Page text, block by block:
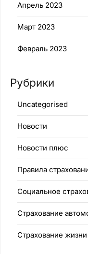
Апрель 2023
Март 2023
Февраль 2023
Рубрики
Uncategorised
Новости
Новости плюс
Правила
Социальное
Страхование
Страхование жизни